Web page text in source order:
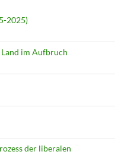
2025)
im Aufbruch
der liberalen